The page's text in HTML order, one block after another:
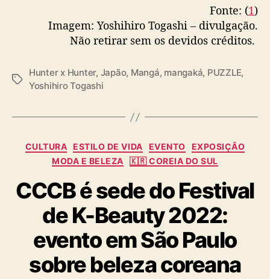
Fonte: (1)
Imagem: Yoshihiro Togashi – divulgação.
Não retirar sem os devidos créditos.
T
s
Hunter x Hunter, Japão, Mangá, mangaká, PUZZLE,
Yoshihiro Togashi
C
a
t
e
g
o
r
i
a
s
CULTURA ESTILO DE VIDA EVENTO
EXPOSIÇÃO
MODA E BELEZA
🇰🇷 COREIA DO SUL
CCCB é sede do Festival
de K-Beauty 2022:
evento em São Paulo
sobre beleza coreana